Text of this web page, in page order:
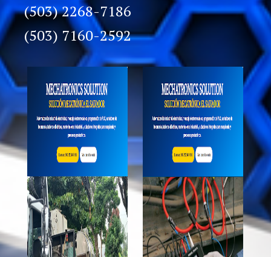
(503) 2268-7186
(503) 7160-2592